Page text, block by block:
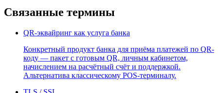
Связанные термины
QR-эквайринг как услуга банка
Конкретный продукт банка для приёма платежей по QR-
коду — пакет с готовым QR, личным кабинетом,
начислением на расчётный счёт и поддержкой.
Альтернатива классическому POS-терминалу.